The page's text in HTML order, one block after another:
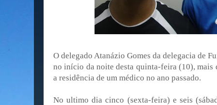
O delegado Atanázio Gomes da delegacia de
no início da noite desta quinta-feira (10), mais
a residência de um médico no ano passado.
No ultimo dia cinco (sexta-feira) e seis